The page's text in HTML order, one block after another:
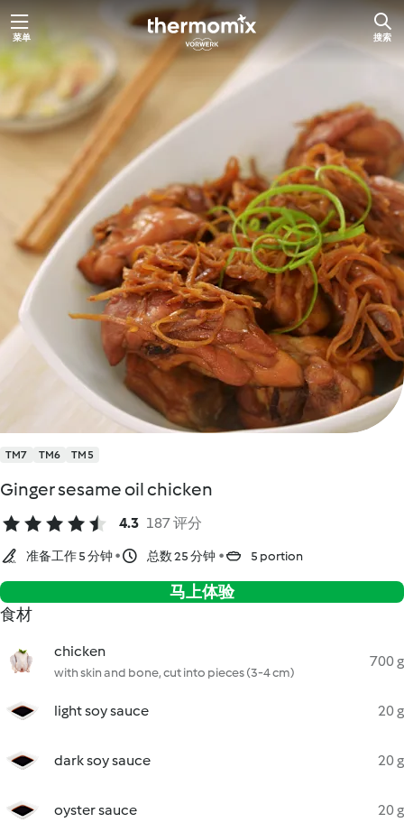
跳
至
主
要
内
容
菜单 搜索
TM7 TM6 TM5
Ginger sesame oil chicken
4.3 187 评分
准备工作 5 分钟 总数 25 分钟 5 portion
马上体验
食材
chicken
with skin and bone, cut into pieces (3-4 cm)
700 g
light soy sauce 20 g
dark soy sauce 20 g
oyster sauce 20 g